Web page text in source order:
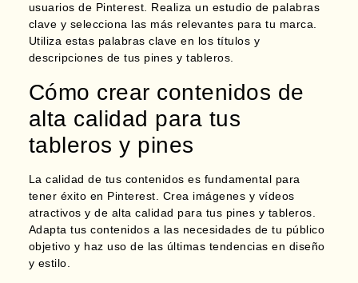
usuarios de Pinterest. Realiza un estudio de palabras
clave y selecciona las más relevantes para tu marca.
Utiliza estas palabras clave en los títulos y
descripciones de tus pines y tableros.
Cómo crear contenidos de
alta calidad para tus
tableros y pines
La calidad de tus contenidos es fundamental para
tener éxito en Pinterest. Crea imágenes y vídeos
atractivos y de alta calidad para tus pines y tableros.
Adapta tus contenidos a las necesidades de tu público
objetivo y haz uso de las últimas tendencias en diseño
y estilo.